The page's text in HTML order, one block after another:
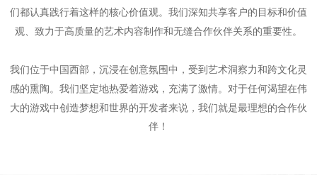
们都认真践行着这样的核心价值观 。我们深知共享客户的目标和价值
观、致力于高质量的艺术内容制作和无缝合作伙伴关系的重要性。
我们位于中国西部，沉浸在创意氛围中，受到艺术洞察力和跨文化灵
感的熏陶。 我们坚定地热爱着游戏，充满了激情。对于任何渴望在伟
大的游戏中创造梦想和世界的开发者来说，我们就是最理想的合作伙
伴！